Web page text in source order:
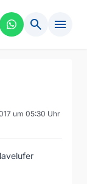
search menu
um 05:30 Uhr